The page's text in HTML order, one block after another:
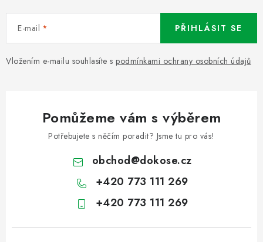
E-mail
Vložením e-mailu souhlasíte s podmínkami ochrany osobních údajů
PŘIHLÁSIT SE
Pomůžeme vám s výběrem
Potřebujete s něčím poradit? Jsme tu pro vás!
obchod@dokose.cz
+420 773 111 269
+420 773 111 269